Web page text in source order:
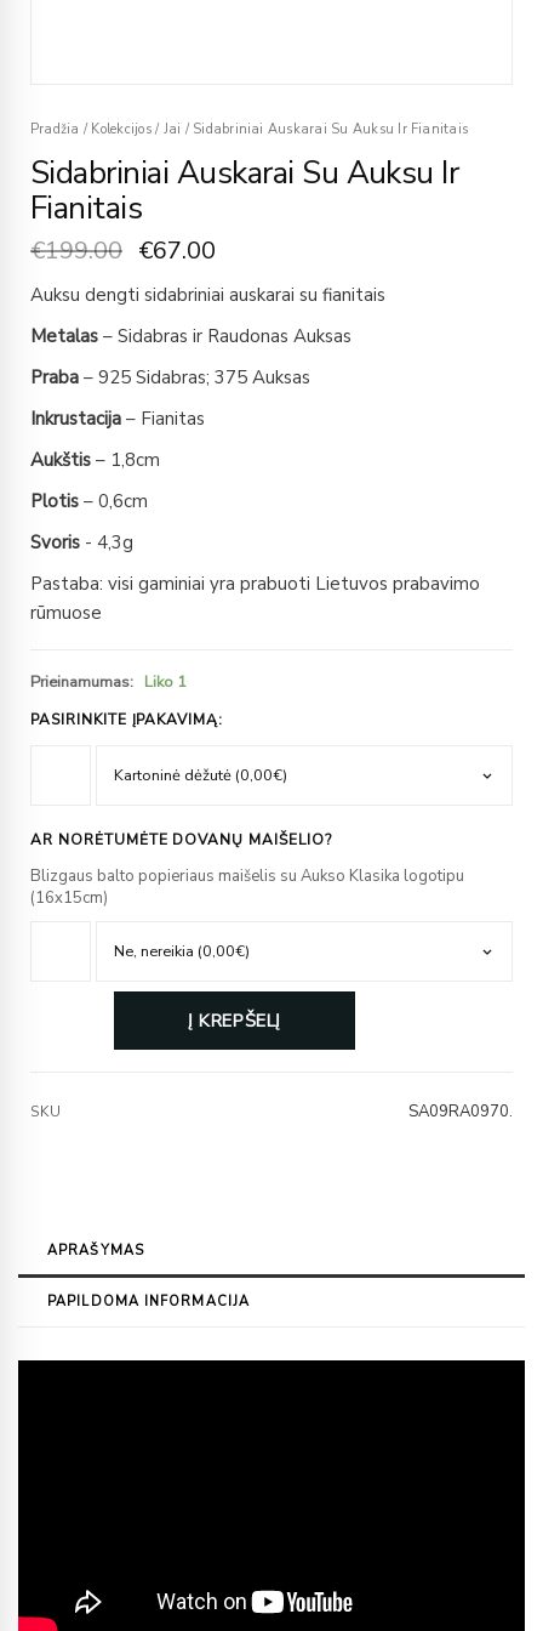
Pradžia / Kolekcijos / Jai /Sidabriniai Auskarai Su Auksu Ir Fianitais
Sidabriniai Auskarai Su Auksu Ir
Fianitais
€199.00 €67.00
Auksu dengti sidabriniai auskarai su fianitais
Metalas – Sidabras ir Raudonas Auksas
Praba – 925 Sidabras; 375 Auksas
Inkrustacija – Fianitas
Aukštis – 1,8cm
Plotis – 0,6cm
Svoris - 4,3g
Pastaba: visi gaminiai yra prabuoti Lietuvos prabavimo
rūmuose
Prieinamumas: Liko 1
PASIRINKITE ĮPAKAVIMĄ:
AR NORĖTUMĖTE DOVANŲ MAIŠELIO?
Blizgaus balto popieriaus maišelis su Aukso Klasika logotipu
(16x15cm)
Į KREPŠELĮ
SKU SA09RA0970.
APRAŠYMAS
PAPILDOMA INFORMACIJA